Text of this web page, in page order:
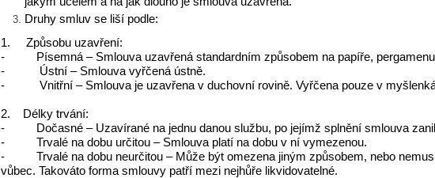
Druhy smluv se liší podle:
1. Způsobu uzavření:
- Písemná – Smlouva uzavřená standardním způsobem na papíře,
-
Ústní – Smlouva vyřčená ústně.
-
Vnitřní – Smlouva je uzavřena v duchovní rovině. Vyřčena pouze v
2. Délky trvání:
- Dočasné – Uzavírané na jednu danou službu, po jejímž splnění smlouva
- Trvalé na dobu určitou – Smlouva platí na dobu v ní vymezenou.
- Trvalé na dobu neurčitou – Může být omezena jiným způsobem, nebo
vůbec. Takováto forma smlouvy patří mezi nejhůře likvidovatelné.